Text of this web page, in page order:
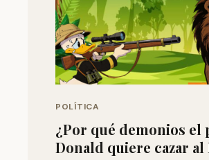
POLÍTICA
¿Por qué demonios el
Donald quiere cazar al